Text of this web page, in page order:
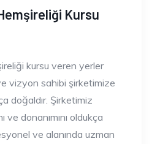
Kursu
kursu veren yerler
vizyon sahibi şirketimize
doğaldır. Şirketimiz
ve donanımını oldukça
ve alanında uzman